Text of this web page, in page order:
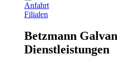
Anfahrt
Filialen
Betzmann
Dienstleistungen